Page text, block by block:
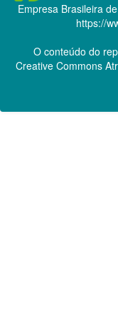
Empresa Brasileira
https://
O conteúdo do
Creative Commons